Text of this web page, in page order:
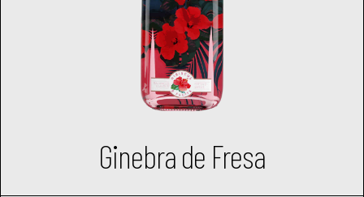
Ginebra de Fresa